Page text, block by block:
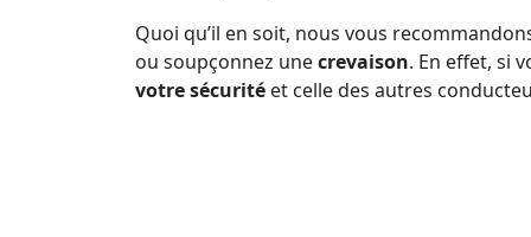
Quoi qu’il en soit, nous vous
ou soupçonnez unecrevaison. En effet, si
votre sécurité et celle des autres